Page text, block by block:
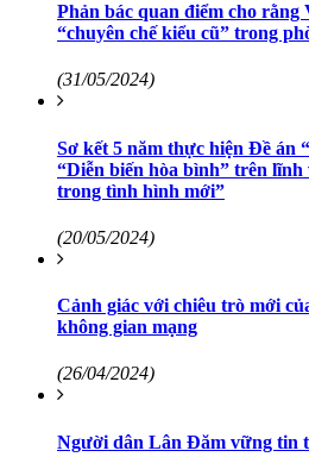
Phản bác quan điểm cho rằng
“chuyên chế kiểu cũ” trong
(31/05/2024)
Sơ kết 5 năm thực hiện Đề án
“Diễn biến hòa bình” trên
trong tình hình mới”
(20/05/2024)
Cảnh giác với chiêu trò mới
không gian mạng
(26/04/2024)
Người dân Lân Đăm vững tin